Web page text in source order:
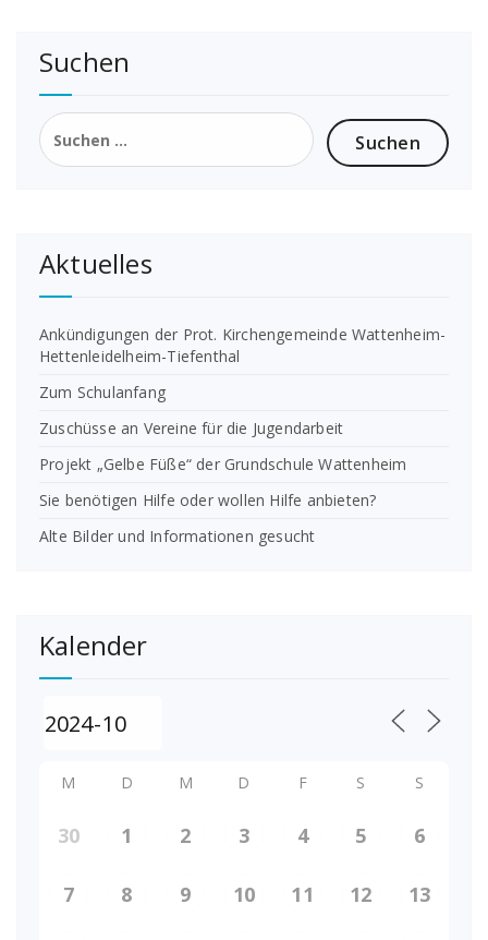
Suchen
Suchen
nach:
Aktuelles
Ankündigungen der Prot. Kirchengemeinde Wattenheim-
Hettenleidelheim-Tiefenthal
Zum Schulanfang
Zuschüsse an Vereine für die Jugendarbeit
Projekt „Gelbe Füße“ der Grundschule Wattenheim
Sie benötigen Hilfe oder wollen Hilfe anbieten?
Alte Bilder und Informationen gesucht
Kalender
M D M D F S S
30 1 2 3 4 5 6
7 8 9 10 11 12 13